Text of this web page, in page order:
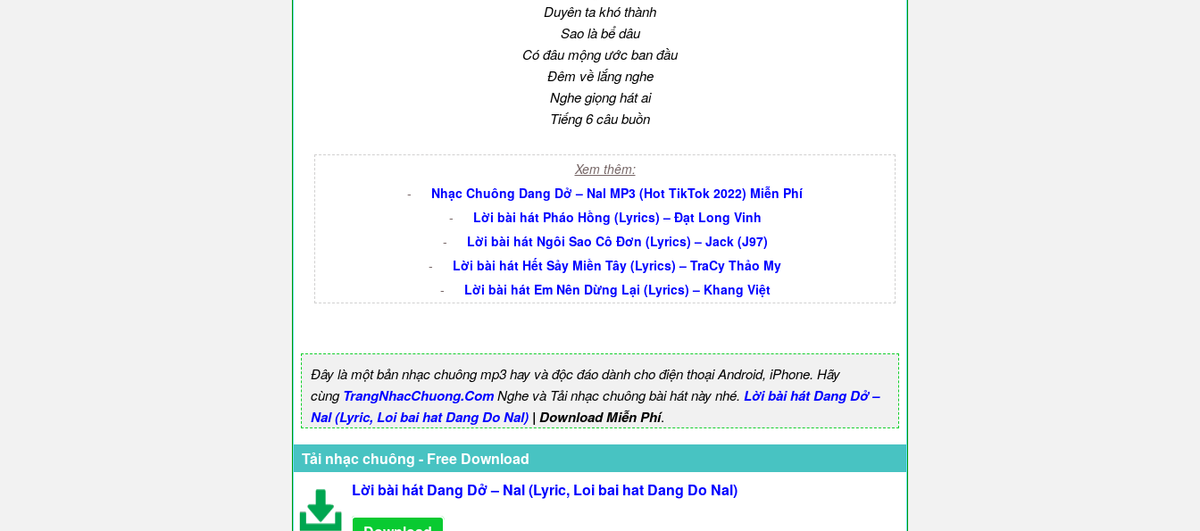
Duyên ta khó thành
Sao là bể dâu
Có đâu mộng ước ban đầu
Đêm về lắng nghe
Nghe giọng hát ai
Tiếng 6 câu buồn
Xem thêm:
-
Nhạc Chuông Dang Dở – Nal MP3 (Hot TikTok 2022) Miễn Phí
-
Lời bài hát Pháo Hồng (Lyrics) – Đạt Long Vinh
-
Lời bài hát Ngôi Sao Cô Đơn (Lyrics) – Jack (J97)
-
Lời bài hát Hết Sảy Miền Tây (Lyrics) – TraCy Thảo My
-
Lời bài hát Em Nên Dừng Lại (Lyrics) – Khang Việt
Đây là một bản nhạc chuông mp3 hay và độc đáo dành cho điện thoại Android, iPhone. Hãy
cùngTrangNhacChuong.ComNghe và Tải nhạc chuông bài hát này nhé. Lời bài hát Dang Dở –
Nal (Lyric, Loi bai hat Dang Do Nal) | Download Miễn Phí.
Tải nhạc chuông - Free Download
Lời bài hát Dang Dở – Nal (Lyric, Loi bai hat Dang Do Nal)